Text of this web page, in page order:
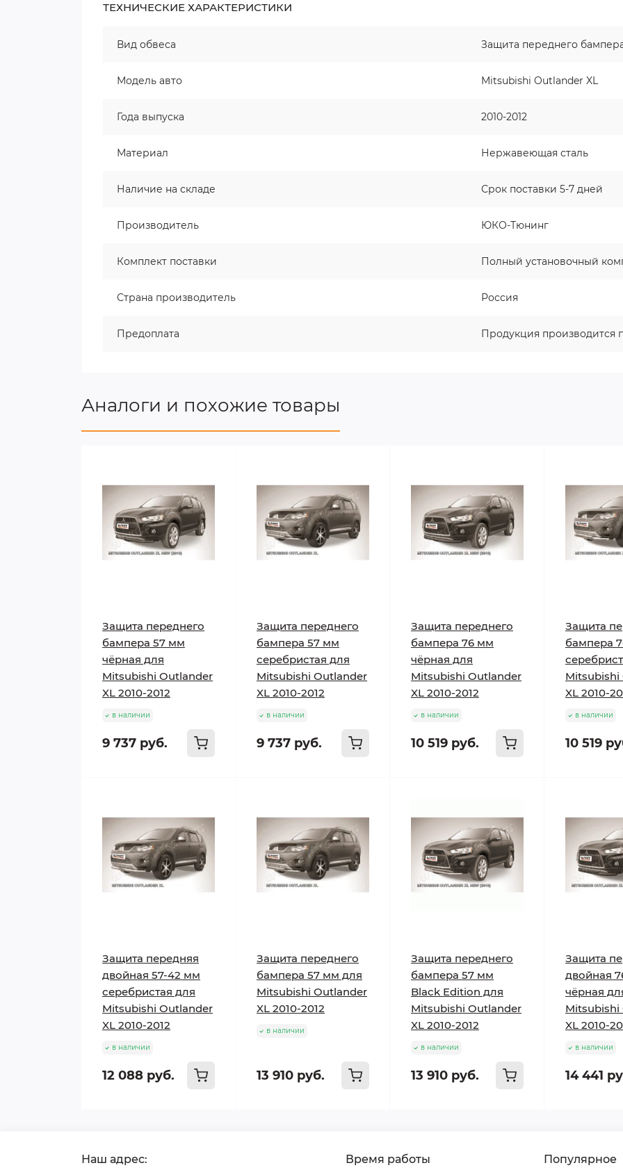
ТЕХНИЧЕСКИЕ ХАРАКТЕРИСТИКИ
Вид обвеса Защита переднего
Модель авто Mitsubishi Outlander XL
Года выпуска 2010-2012
Материал Нержавеющая сталь
Наличие на складе Срок поставки 5-7 дней
Производитель ЮКО-Тюнинг
Комплект поставки Полный установочный
Страна производитель Россия
Предоплата Продукция производится
Аналоги и похожие товары
Защита переднего
бампера 57 мм
чёрная для
Mitsubishi Outlander
XL 2010-2012
в наличии
9 737 руб.
Защита переднего
бампера 57 мм
серебристая для
Mitsubishi Outlander
XL 2010-2012
в наличии
9 737 руб.
Защита переднего
бампера 76 мм
чёрная для
Mitsubishi Outlander
XL 2010-2012
в наличии
10 519 руб.
Защита
бампера
Mitsubishi
XL 2010-
в наличии
10 519
Защита передняя
двойная 57-42 мм
серебристая для
Mitsubishi Outlander
XL 2010-2012
в наличии
12 088 руб.
Защита переднего
бампера 57 мм для
Mitsubishi Outlander
XL 2010-2012
в наличии
13 910 руб.
Защита переднего
бампера 57 мм
Black Edition для
Mitsubishi Outlander
XL 2010-2012
в наличии
13 910 руб.
Защита
двойная
чёрная
Mitsubishi
XL 2010-
в наличии
14 441
Наш адрес: Время работы Популярное